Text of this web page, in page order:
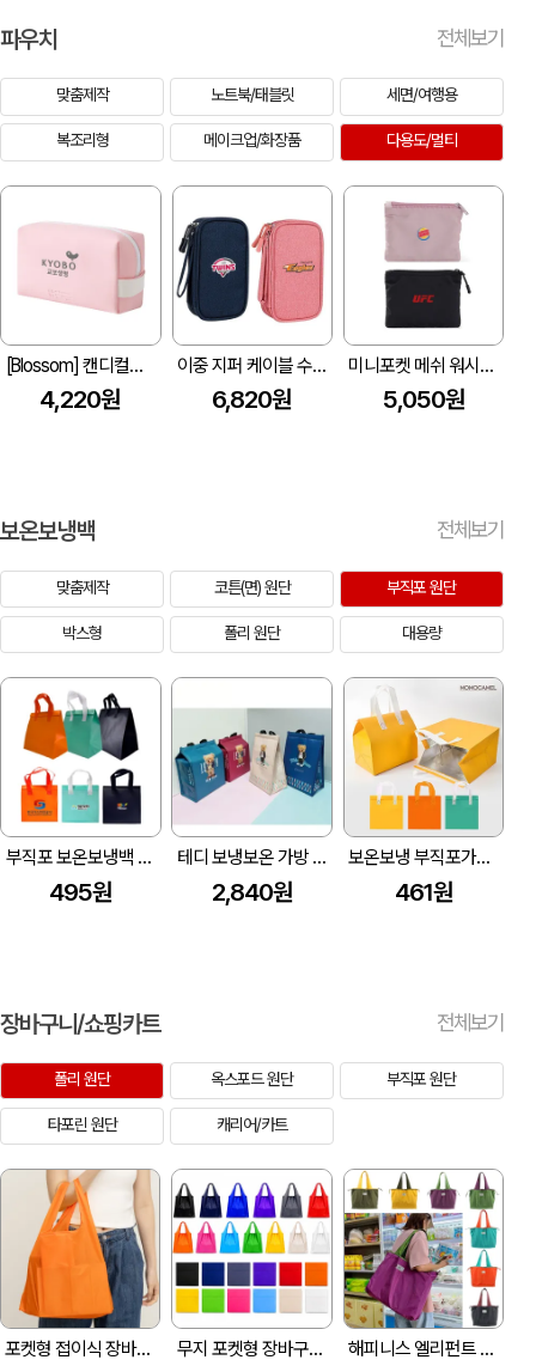
파우치 전체보기
맞춤제작 노트북/태블릿 세면/여행용
복조리형 메이크업/화장품 다용도/멀티
[Blossom] 캔디컬러 배색 대용량 방수파우치
4,220원
이중 지퍼 케이블 수납 미니 파우치 Z729
6,820원
미니포켓 메쉬 워시파우치 미니백 Z697
5,050원
보온보냉백 전체보기
맞춤제작 코튼(면) 원단 부직포 원단
박스형 폴리 원단 대용량
부직포 보온보냉백 특대형 [30x30x20]
495원
테디 보냉보온 가방 10L (270x170x350mm)
2,840원
보온보냉 부직포가방 피크닉 도시락 (260x170x260mm) HB04
461원
장바구니/쇼핑카트 전체보기
폴리 원단 옥스포드 원단 부직포 원단
타포린 원단 캐리어/카트
포켓형 접이식 장바구니(3색) (320x100x530mm) 무지 포켓형 장바구니 포켓장바구니 시장가방 쇼핑백 // 인쇄가능 해피니스 엘리펀트 솔리드 쇼퍼 장바구니 (420x70x320mm)